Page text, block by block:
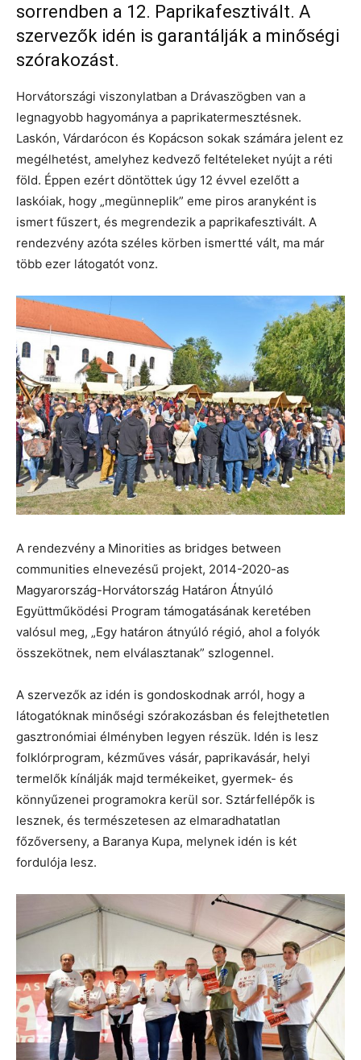
sorrendben a 12. Paprikafesztivált. A
szervezők idén is garantálják a minőségi
szórakozást.
Horvátországi viszonylatban a Drávaszögben van a
legnagyobb hagyománya a paprikatermesztésnek.
Laskón, Várdarócon és Kopácson sokak számára jelent ez
megélhetést, amelyhez kedvező feltételeket nyújt a réti
föld. Éppen ezért döntöttek úgy 12 évvel ezelőtt a
laskóiak, hogy „megünneplik” eme piros aranyként is
ismert fűszert, és megrendezik a paprikafesztivált. A
rendezvény azóta széles körben ismertté vált, ma már
több ezer látogatót vonz.
A rendezvény a Minorities as bridges between
communities elnevezésű projekt, 2014-2020-as
Magyarország-Horvátország Határon Átnyúló
Együttműködési Program támogatásának keretében
valósul meg, „Egy határon átnyúló régió, ahol a folyók
összekötnek, nem elválasztanak” szlogennel.
A szervezők az idén is gondoskodnak arról, hogy a
látogatóknak minőségi szórakozásban és felejthetetlen
gasztronómiai élményben legyen részük. Idén is lesz
folklórprogram, kézműves vásár, paprikavásár, helyi
termelők kínálják majd termékeiket, gyermek- és
könnyűzenei programokra kerül sor. Sztárfellépők is
lesznek, és természetesen az elmaradhatatlan
főzőverseny, a Baranya Kupa, melynek idén is két
fordulója lesz.